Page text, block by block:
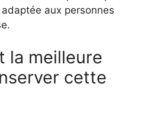
aux personnes
la meilleure
cette